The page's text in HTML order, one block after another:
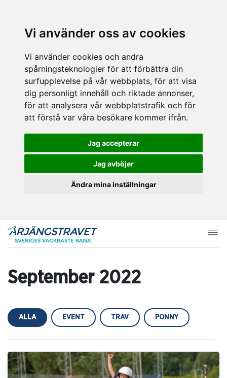
Vi använder oss av cookies
Vi använder cookies och andra
spårningsteknologier för att förbättra din
surfupplevelse på vår webbplats, för att visa
dig personligt innehåll och riktade annonser,
för att analysera vår webbplatstrafik och för
att förstå var våra besökare kommer ifrån.
Jag accepterar
Jag avböjer
Ändra mina inställningar
September 2022
ALLA EVENT TRAV PONNY